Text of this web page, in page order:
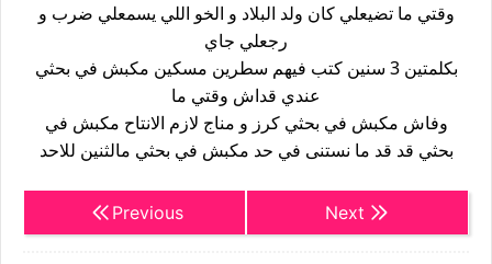
وقتي ما تضيعلي كان ولد البلاد و الخو اللي يسمعلي ضرب و
رجعلي جاي
بكلمتين 3 سنين كتب فيهم سطرين مسكين مكبش في بحثي
عندي قداش وقتي ما
وفاش مكبش في بحثي كرز و مناج لازم الانتاح مكبش في
بحثي قد قد ما نستنى في حد مكبش في بحثي مالثنين للاحد
Previous Next